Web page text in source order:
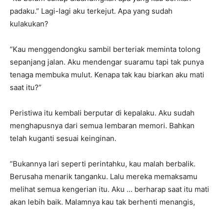
padaku.” Lagi-lagi aku terkejut. Apa yang sudah
kulakukan?
“Kau menggendongku sambil berteriak meminta tolong
sepanjang jalan. Aku mendengar suaramu tapi tak punya
tenaga membuka mulut. Kenapa tak kau biarkan aku mati
saat itu?”
Peristiwa itu kembali berputar di kepalaku. Aku sudah
menghapusnya dari semua lembaran memori. Bahkan
telah kuganti sesuai keinginan.
“Bukannya lari seperti perintahku, kau malah berbalik.
Berusaha menarik tanganku. Lalu mereka memaksamu
melihat semua kengerian itu. Aku … berharap saat itu mati
akan lebih baik. Malamnya kau tak berhenti menangis,